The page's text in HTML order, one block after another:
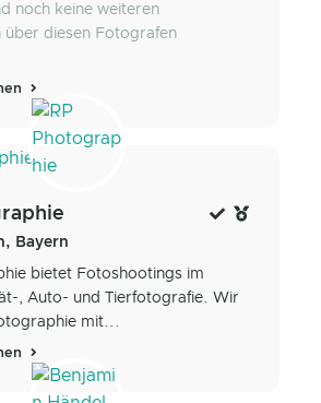
noch keine weiteren
über diesen Fotografen
Bayern
bietet Fotoshootings im
, Auto- und Tierfotografie. Wir
mit...